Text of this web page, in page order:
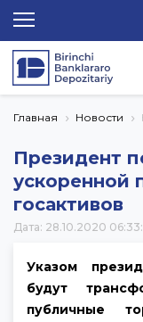
Главная Новости
Президент
ускоренной
госактивов
Дата: 28.10.2020
Указом
будут
публичные